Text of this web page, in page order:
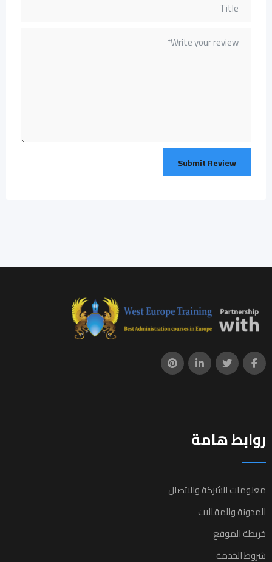
روابط هامة
معلومات الشركة والاتصال
المدونة والمقالات
خريطة الموقع
شروط الخدمة